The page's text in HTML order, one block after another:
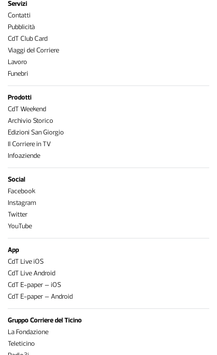
Servizi
Contatti
Pubblicità
CdT Club Card
Viaggi del Corriere
Lavoro
Funebri
Prodotti
CdT Weekend
Archivio Storico
Edizioni San Giorgio
Il Corriere in TV
Infoaziende
Social
Facebook
Instagram
Twitter
YouTube
App
CdT Live iOS
CdT Live Android
CdT E-paper – iOS
CdT E-paper – Android
Gruppo Corriere del Ticino
La Fondazione
Teleticino